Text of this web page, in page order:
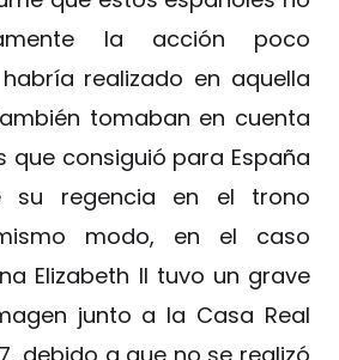
la acción poco
realizado en aquella
tomaban en cuenta
que consiguió para España
regencia en el trono
modo, en el caso
Elizabeth II tuvo un grave
junto a la Casa Real